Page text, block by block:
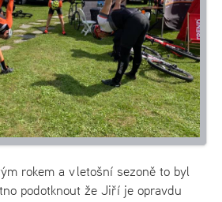
rokem a v letošní sezoně to byl
podotknout že Jiří je opravdu